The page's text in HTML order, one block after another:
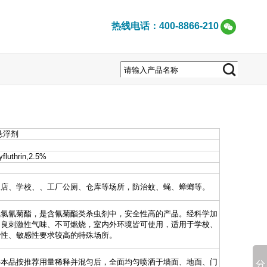
热线电话：400-8866-210
剂
、学校、、工厂公厕、仓库等场所，防治蚊、蝇、蟑螂等。
氰菊酯，是含氰菊酯类杀虫剂中，安全性高的产品。经科学加
刺激性气味、不可燃烧，室内外环境皆可使用，适用于学校、
、敏感性要求较高的特殊场所。
品按推荐用量稀释并混匀后，全面均匀喷洒于墙面、地面、门